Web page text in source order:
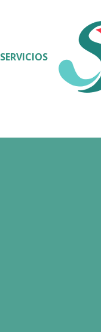
SERVICIOS